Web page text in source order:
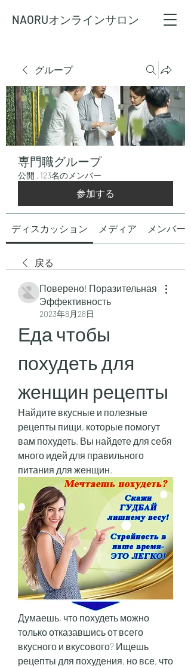
NAORUオンラインサロン
グループ
専門職グループ
公開 · 123名のメンバー
参加する
ディスカッション メディア メンバー
戻る
Поверено! Поразительная
Эффективность
2023年8月28日
Еда чтобы
похудеть для
женщин рецепты
Найдите вкусные и полезные
рецепты пищи, которые помогут
вам похудеть. Вы найдете для себя
много идей для правильного
питания для женщин.
Думаешь, что похудеть можно
только отказавшись от всего
вкусного и вкусового? Ищешь
рецепты для похудения, но все, что